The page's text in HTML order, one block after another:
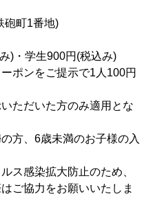
1番地)
)・学生900円(税込み)
をご提示で1人100円
いた方のみ適用とな
6歳未満のお子様の入
染拡大防止のため、
力をお願いいたしま